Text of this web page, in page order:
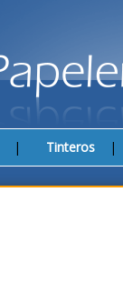
| Tinteros